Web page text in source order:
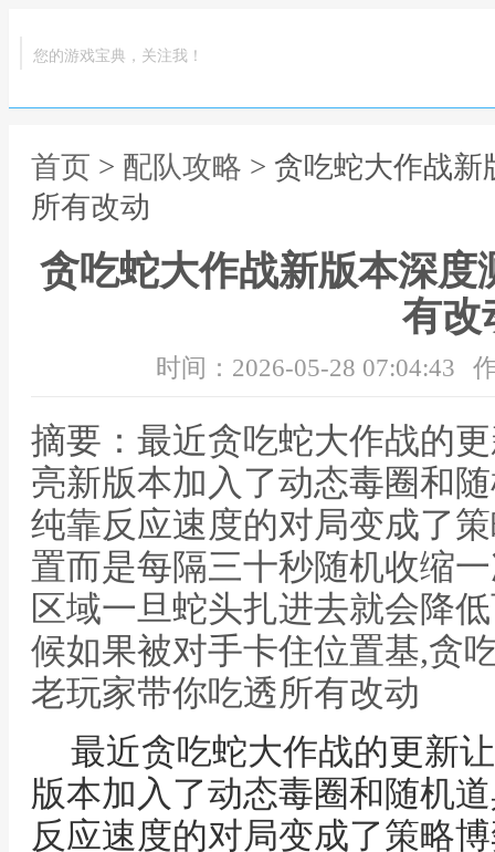
您的游戏宝典，关注我！
首页 > 配队攻略 > 贪吃蛇大作战
所有改动
贪吃蛇大作战新版本深度
有改
时间：2026-05-28 07:04:43
摘要：最近贪吃蛇大作战的
亮新版本加入了动态毒圈和
纯靠反应速度的对局变成了
置而是每隔三十秒随机收缩
区域一旦蛇头扎进去就会降
候如果被对手卡住位置基,贪
老玩家带你吃透所有改动
最近贪吃蛇大作战的更新
版本加入了动态毒圈和随机
反应速度的对局变成了策略